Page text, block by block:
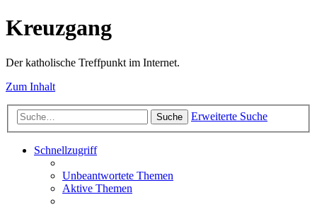
Kreuzgang
Der katholische Treffpunkt im Internet.
Zum Inhalt
Suche Erweiterte Suche
Schnellzugriff
Unbeantwortete Themen
Aktive Themen